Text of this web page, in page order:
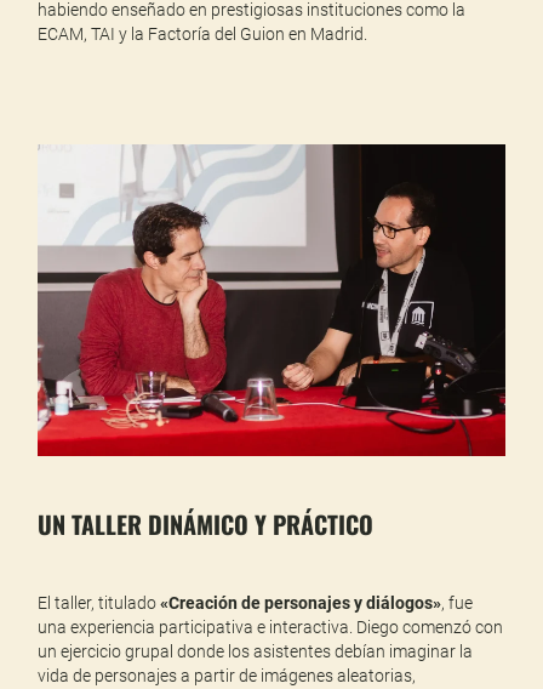
habiendo enseñado en prestigiosas instituciones como la
ECAM, TAI y la Factoría del Guion en Madrid.
UN TALLER DINÁMICO Y PRÁCTICO
El taller, titulado«Creación de personajes y diálogos», fue
una experiencia participativa e interactiva. Diego comenzó con
un ejercicio grupal donde los asistentes debían imaginar la
vida de personajes a partir de imágenes aleatorias,